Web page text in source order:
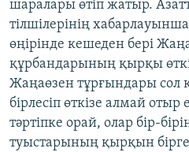
шаралары өтіп жатыр.
тілшілерінің
өңірінде кешеден бері
құрбандарының қырқы
Жаңаөзен тұрғындары
бірлесіп өткізе алмай
тәртіпке орай, олар бір-
туыстарының қырқын